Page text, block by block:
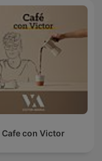
Cafe con Victor